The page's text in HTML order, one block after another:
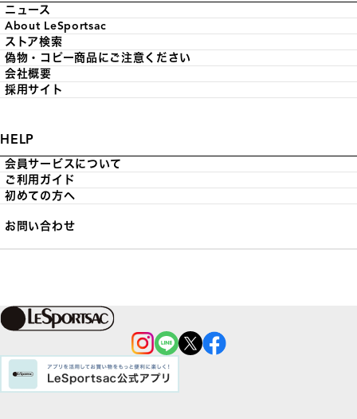
ニュース
About LeSportsac
ストア検索
偽物・コピー商品にご注意ください
会社概要
採用サイト
HELP
会員サービスについて
ご利用ガイド
初めての方へ
お問い合わせ